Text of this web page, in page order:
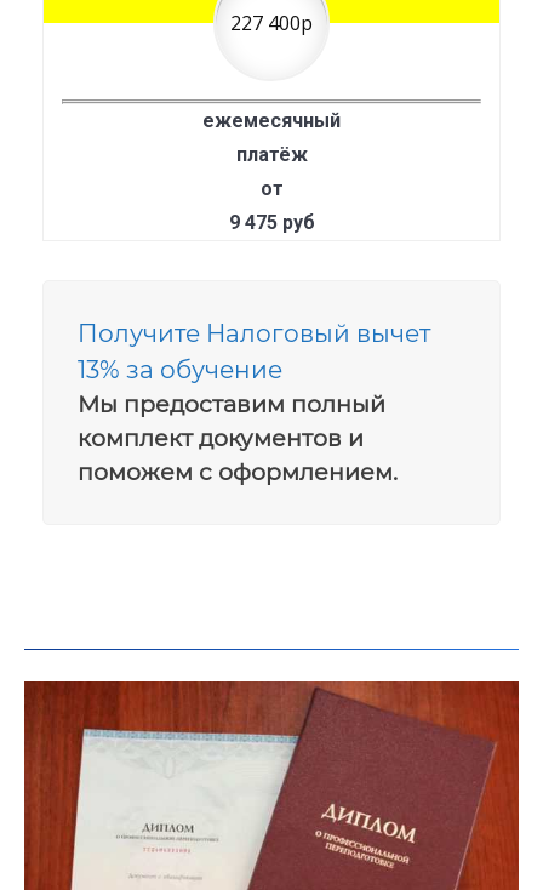
227 400р
ежемесячный
платёж
от
9 475 руб
Получите Налоговый вычет
13% за обучение
Мы предоставим полный
комплект документов и
поможем с оформлением.